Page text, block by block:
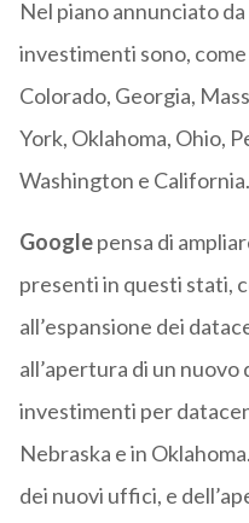
Nel piano annunciato da
investimenti sono,
Colorado, Georgia,
York, Oklahoma, Ohio,
Washington e California.
Googlepensa di
presenti in questi stati,
all’espansione dei
all’apertura di un
investimenti per
Nebraska e in
dei nuovi uffici, e